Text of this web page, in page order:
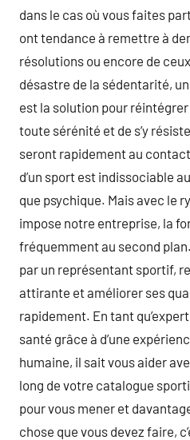
dans le cas où vous faites
ont tendance à remettre à
résolutions ou encore de
désastre de la sédentarité,
est la solution pour
toute sérénité et de s’y
seront rapidement au
d’un sport est indissociable
que psychique. Mais avec le
impose notre entreprise, la
fréquemment au second
par un représentant sportif,
attirante et améliorer ses
rapidement. En tant
santé grâce à d’une
humaine, il sait vous aider
long de votre catalogue
pour vous mener et
chose que vous devez faire,